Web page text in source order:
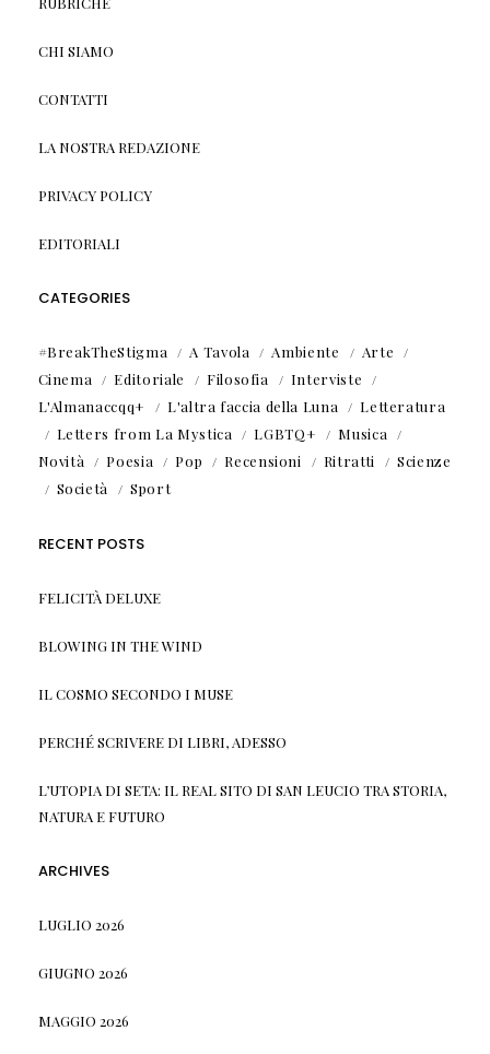
CHI SIAMO
CONTATTI
LA NOSTRA REDAZIONE
PRIVACY POLICY
EDITORIALI
CATEGORIES
#BreakTheStigma A Tavola Ambiente
Arte
Cinema
Editoriale Filosofia
Interviste
L'Almanaccqq+
L'altra faccia della Luna
Letteratura
Letters from La Mystica
LGBTQ+
Musica
Novità
Poesia Pop Recensioni Ritratti
Scienze
Società
Sport
RECENT POSTS
FELICITÀ DELUXE
BLOWING IN THE WIND
IL COSMO SECONDO I MUSE
PERCHÉ SCRIVERE DI LIBRI, ADESSO
L’UTOPIA DI SETA: IL REAL SITO DI SAN LEUCIO TRA STORIA,
NATURA E FUTURO
ARCHIVES
LUGLIO 2026
GIUGNO 2026
MAGGIO 2026